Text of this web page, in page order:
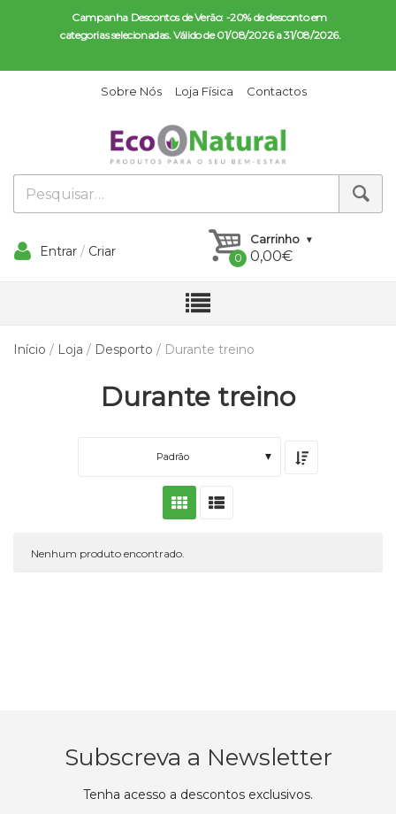
Sobre Nós Loja Física Contactos
Entrar / Criar
Carrinho
0,00€
Início / Loja / Desporto / Durante treino
Durante treino
Padrão
Nenhum produto encontrado.
Subscreva a Newsletter
Tenha acesso a descontos exclusivos.
Campanha Descontos de Verão: -20% de desconto em
categorias selecionadas. Válido de 01/08/2026 a 31/08/2026.